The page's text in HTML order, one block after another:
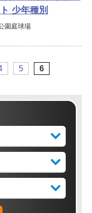
少年種別
園庭球場
5 6